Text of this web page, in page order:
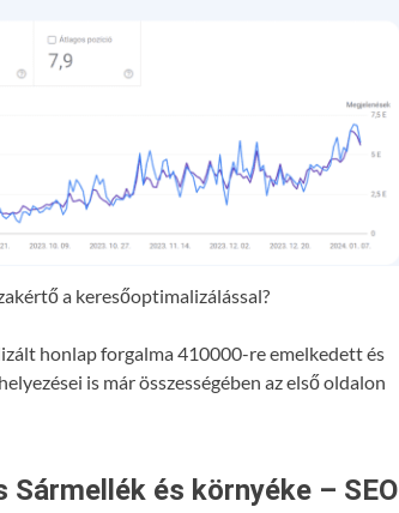
a keresőoptimalizálással?
honlap forgalma 410000-re emelkedett és
is már összességében az első oldalon
és környéke – SEO